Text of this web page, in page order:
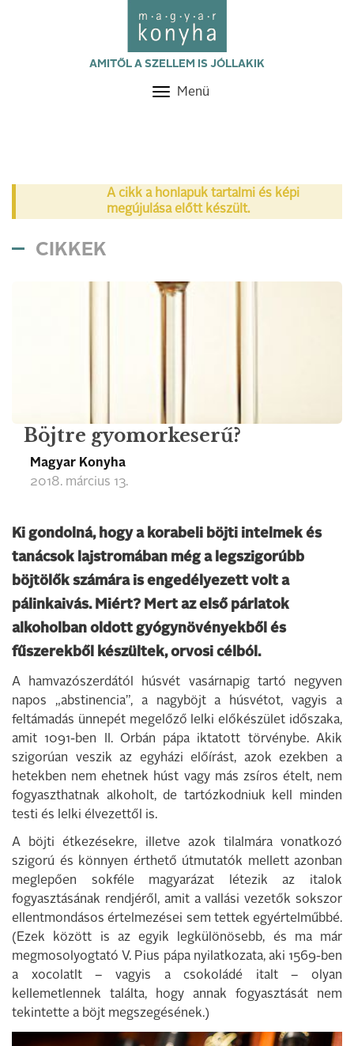
AMITŐL A SZELLEM IS JÓLLAKIK
Toggle
Menü
A cikk a honlapuk tartalmi és képi
megújulása előtt készült.
CIKKEK
Böjtre gyomorkeserű?
Magyar Konyha
2018. március 13.
Ki gondolná, hogy a korabeli böjti intelmek és
tanácsok lajstromában még a legszigorúbb
böjtölők számára is engedélyezett volt a
pálinkaivás. Miért? Mert az első párlatok
alkoholban oldott gyógynövényekből és
fűszerekből készültek, orvosi célból.
A hamvazószerdától húsvét vasárnapig tartó negyven
napos „abstinencia”, a nagyböjt a húsvétot, vagyis a
feltámadás ünnepét megelőző lelki előkészület időszaka,
amit 1091-ben II. Orbán pápa iktatott törvénybe. Akik
szigorúan veszik az egyházi előírást, azok ezekben a
hetekben nem ehetnek húst vagy más zsíros ételt, nem
fogyaszthatnak alkoholt, de tartózkodniuk kell minden
testi és lelki élvezettől is.
A böjti étkezésekre, illetve azok tilalmára vonatkozó
szigorú és könnyen érthető útmutatók mellett azonban
meglepően sokféle magyarázat létezik az italok
fogyasztásának rendjéről, amit a vallási vezetők sokszor
ellentmondásos értelmezései sem tettek egyértelműbbé.
(Ezek között is az egyik legkülönösebb, és ma már
megmosolyogtató V. Pius pápa nyilatkozata, aki 1569-ben
a xocolatlt – vagyis a csokoládé italt – olyan
kellemetlennek találta, hogy annak fogyasztását nem
tekintette a böjt megszegésének.)